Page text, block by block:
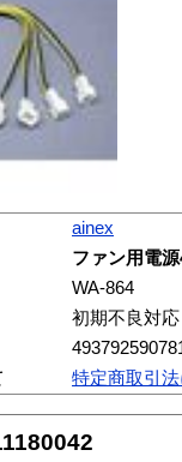
ainex
ファン用電
WA-864
初期不良対
特定商取引